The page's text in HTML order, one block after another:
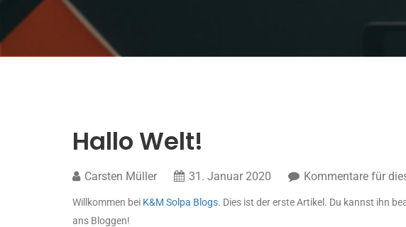
Hallo Welt!
Carsten Müller 31. Januar 2020 Kommentare für
Willkommen bei K&M Solpa Blogs. Dies ist der erste Artikel. Du kannst ihn
ans Bloggen!